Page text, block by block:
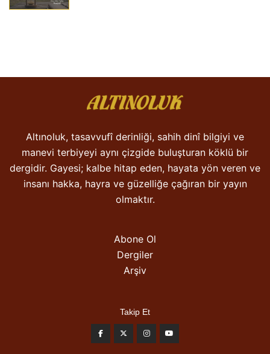
Altınoluk, tasavvufî derinliği, sahih dinî bilgiyi ve
manevi terbiyeyi aynı çizgide buluşturan köklü bir
dergidir. Gayesi; kalbe hitap eden, hayata yön veren ve
insanı hakka, hayra ve güzelliğe çağıran bir yayın
olmaktır.
Abone Ol
Dergiler
Arşiv
Takip Et